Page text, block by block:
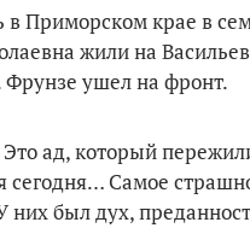
Приморском крае в
жили на
ушел на фронт.
Это ад, который
Самое
них был дух,